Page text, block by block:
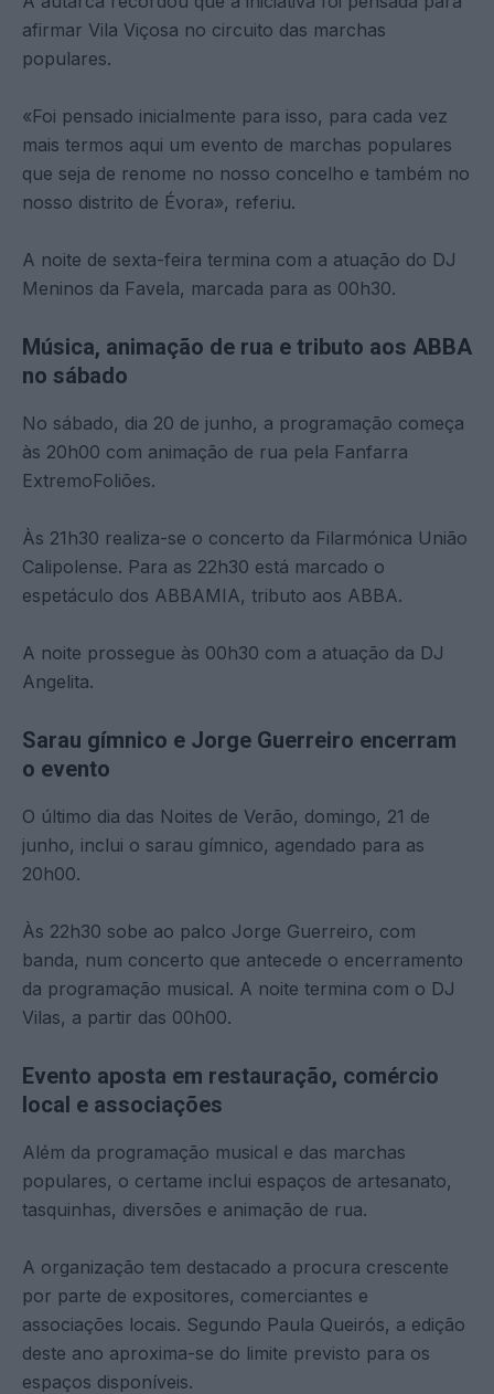
afirmar Vila Viçosa no circuito das marchas
populares.
«Foi pensado inicialmente para isso, para cada vez
mais termos aqui um evento de marchas populares
que seja de renome no nosso concelho e também no
nosso distrito de Évora», referiu.
A noite de sexta-feira termina com a atuação do DJ
Meninos da Favela, marcada para as 00h30.
Música, animação de rua e tributo aos ABBA
no sábado
No sábado, dia 20 de junho, a programação começa
às 20h00 com animação de rua pela Fanfarra
ExtremoFoliões.
Às 21h30 realiza-se o concerto da Filarmónica União
Calipolense. Para as 22h30 está marcado o
espetáculo dos ABBAMIA, tributo aos ABBA.
A noite prossegue às 00h30 com a atuação da DJ
Angelita.
Sarau gímnico e Jorge Guerreiro encerram
o evento
O último dia das Noites de Verão, domingo, 21 de
junho, inclui o sarau gímnico, agendado para as
20h00.
Às 22h30 sobe ao palco Jorge Guerreiro, com
banda, num concerto que antecede o encerramento
da programação musical. A noite termina com o DJ
Vilas, a partir das 00h00.
Evento aposta em restauração, comércio
local e associações
Além da programação musical e das marchas
populares, o certame inclui espaços de artesanato,
tasquinhas, diversões e animação de rua.
A organização tem destacado a procura crescente
por parte de expositores, comerciantes e
associações locais. Segundo Paula Queirós, a edição
deste ano aproxima-se do limite previsto para os
espaços disponíveis.